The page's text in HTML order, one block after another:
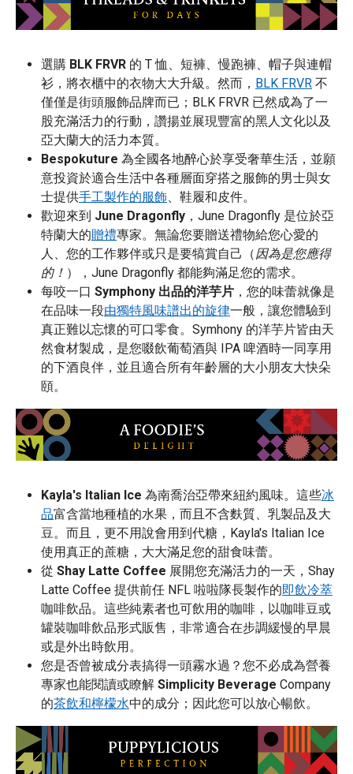
選購 BLK FRVR 的 T 恤、短褲、慢跑褲、帽子與連帽
衫，將衣櫃中的衣物大大升級。然而， BLK FRVR 不
僅僅是街頭服飾品牌而已；BLK FRVR 已然成為了一
股充滿活力的行動，讚揚並展現豐富的黑人文化以及
亞大蘭大的活力本質。
Bespokuture 為全國各地醉心於享受奢華生活，並願
意投資於適合生活中各種層面穿搭之服飾的男士與女
士提供手工製作的服飾、鞋履和皮件。
歡迎來到 June Dragonfly ，June Dragonfly 是位於亞
特蘭大的贈禮專家。無論您要贈送禮物給您心愛的
人、您的工作夥伴或只是要犒賞自己（因為是您應得
的！ ），June Dragonfly 都能夠滿足您的需求。
每咬一口 Symphony 出品的洋芋片 ，您的味蕾就像是
在品味一段由獨特風味譜出的旋律一般，讓您體驗到
真正難以忘懷的可口零食。Symhony 的洋芋片皆由天
然食材製成，是您啜飲葡萄酒與 IPA 啤酒時一同享用
的下酒良伴，並且適合所有年齡層的大小朋友大快朵
頤。
Kayla's Italian Ice 為南喬治亞帶來紐約風味。這些冰
品富含當地種植的水果，而且不含麩質、乳製品及大
豆。而且，更不用說會用到代糖，Kayla's Italian Ice
使用真正的蔗糖，大大滿足您的甜食味蕾。
從 Shay Latte Coffee 展開您充滿活力的一天，Shay
Latte Coffee 提供前任 NFL 啦啦隊長製作的即飲冷萃
咖啡飲品。這些純素者也可飲用的咖啡，以咖啡豆或
罐裝咖啡飲品形式販售，非常適合在步調緩慢的早晨
或是外出時飲用。
您是否曾被成分表搞得一頭霧水過？您不必成為營養
專家也能閱讀或瞭解 Simplicity Beverage Company
的茶飲和檸檬水中的成分；因此您可以放心暢飲。